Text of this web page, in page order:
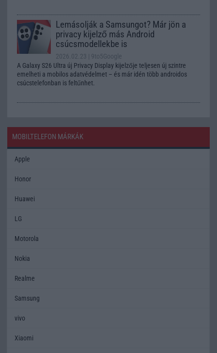
Lemásolják a Samsungot? Már jön a
privacy kijelző más Android
csúcsmodellekbe is
2026.02.23
| 9to5Google
A Galaxy S26 Ultra új Privacy Display kijelzője teljesen új szintre
emelheti a mobilos adatvédelmet – és már idén több androidos
csúcstelefonban is feltűnhet.
MOBILTELEFON MÁRKÁK
Apple
Honor
Huawei
LG
Motorola
Nokia
Realme
Samsung
vivo
Xiaomi